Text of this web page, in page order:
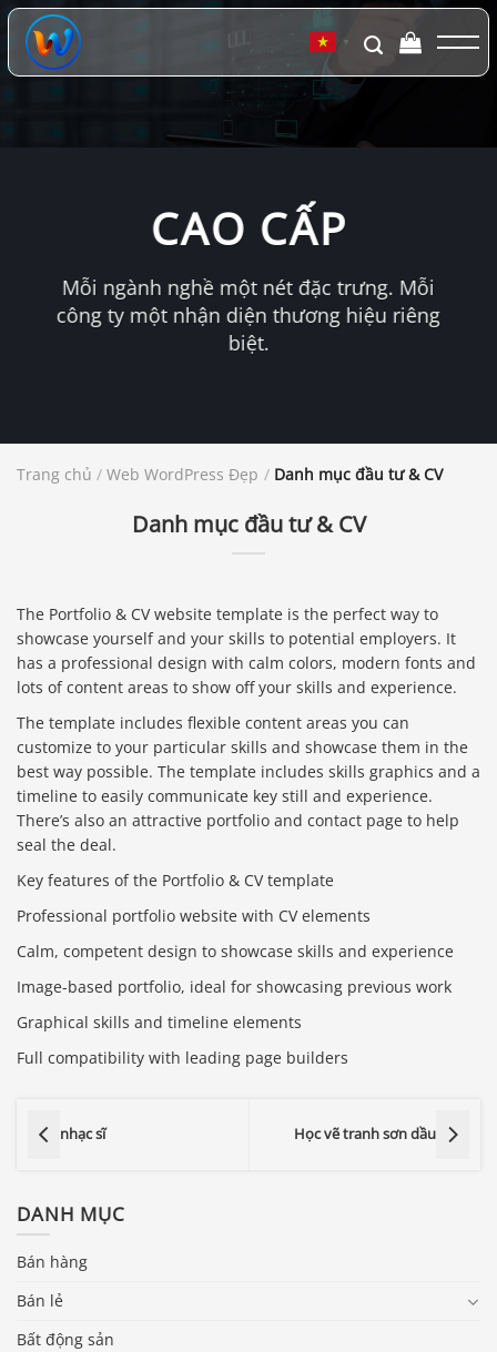
Chuyển
đến
dung
▼
CAO CẤP
Mỗi ngành nghề một nét đặc trưng. Mỗi
công ty một nhận diện thương hiệu riêng
biệt.
Trang chủ / Web WordPress Đẹp / Danh mục đầu tư & CV
Danh mục đầu tư & CV
The Portfolio & CV website template is the perfect way to
showcase yourself and your skills to potential employers. It
has a professional design with calm colors, modern fonts and
lots of content areas to show off your skills and experience.
The template includes flexible content areas you can
customize to your particular skills and showcase them in the
best way possible. The template includes skills graphics and a
timeline to easily communicate key still and experience.
There’s also an attractive portfolio and contact page to help
seal the deal.
Key features of the Portfolio & CV template
Professional portfolio website with CV elements
Calm, competent design to showcase skills and experience
Image-based portfolio, ideal for showcasing previous work
Graphical skills and timeline elements
Full compatibility with leading page builders
nhạc sĩ Học vẽ tranh sơn dầu
DANH MỤC
Bán hàng
Bán lẻ
Bất động sản